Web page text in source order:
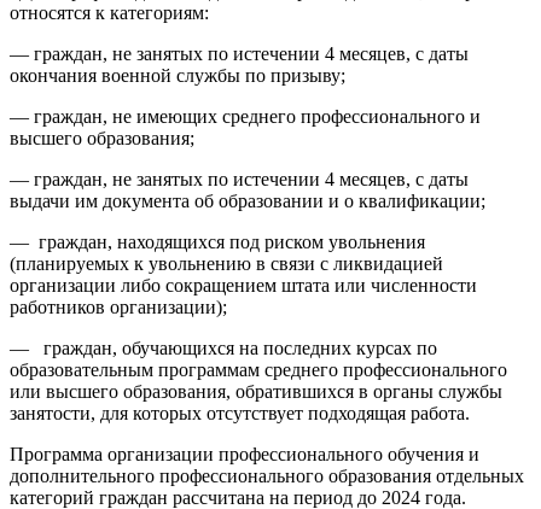
относятся к категориям:
— граждан, не занятых по истечении 4 месяцев, с даты
окончания военной службы по призыву;
— граждан, не имеющих среднего профессионального и
высшего образования;
— граждан, не занятых по истечении 4 месяцев, с даты
выдачи им документа об образовании и о квалификации;
— граждан, находящихся под риском увольнения
(планируемых к увольнению в связи с ликвидацией
организации либо сокращением штата или численности
работников организации);
— граждан, обучающихся на последних курсах по
образовательным программам среднего профессионального
или высшего образования, обратившихся в органы службы
занятости, для которых отсутствует подходящая работа.
Программа организации профессионального обучения и
дополнительного профессионального образования отдельных
категорий граждан рассчитана на период до 2024 года.